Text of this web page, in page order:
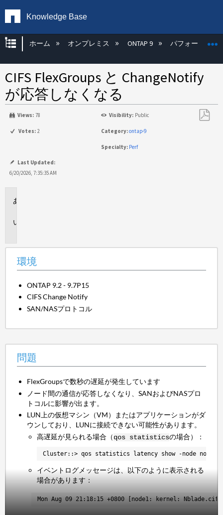
Knowledge Base
グローバル階層を展開/折りたたむ
ホーム オンプレミス ONTAP 9 パフォーマンス
CIFS FlexGroups と ChangeNotify
が応答しなくなる
Views: 78 Visibility: Public
Votes: 2 Category:ontap-9
Specialty: Perf
Last Updated:
6/20/2026, 7:35:35 AM
環境
ONTAP 9.2 - 9.7P15
CIFS Change Notify
SAN/NASプロトコル
問題
FlexGroupsで数秒の遅延が発生しています
ノード間の通信が応答しなくなり、SANおよびNASプロ
トコルに影響が出ます。
LUN上の仮想マシン（VM）またはアプリケーションがダ
ウンしており、LUNに接続できない可能性があります。
高遅延が見られる場合（qos statisticsの場合）：
Cluster::> qos statistics latency show -node
イベントログメッセージは、以下のように表示される
場合があります：
Mon Aug 09 21:18:15 +0800 [node1: kernel: